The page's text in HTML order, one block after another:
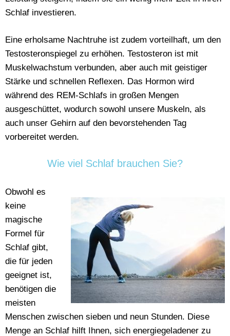
Schlaf investieren.
Eine erholsame Nachtruhe ist zudem vorteilhaft, um den
Testosteronspiegel zu erhöhen. Testosteron ist mit
Muskelwachstum verbunden, aber auch mit geistiger
Stärke und schnellen Reflexen. Das Hormon wird
während des REM-Schlafs in großen Mengen
ausgeschüttet, wodurch sowohl unsere Muskeln, als
auch unser Gehirn auf den bevorstehenden Tag
vorbereitet werden.
Wie viel Schlaf brauchen Sie?
Obwohl es
keine
magische
Formel für
Schlaf gibt,
die für jeden
geeignet ist,
benötigen die
meisten
Menschen zwischen sieben und neun Stunden. Diese
Menge an Schlaf hilft Ihnen, sich energiegeladener zu